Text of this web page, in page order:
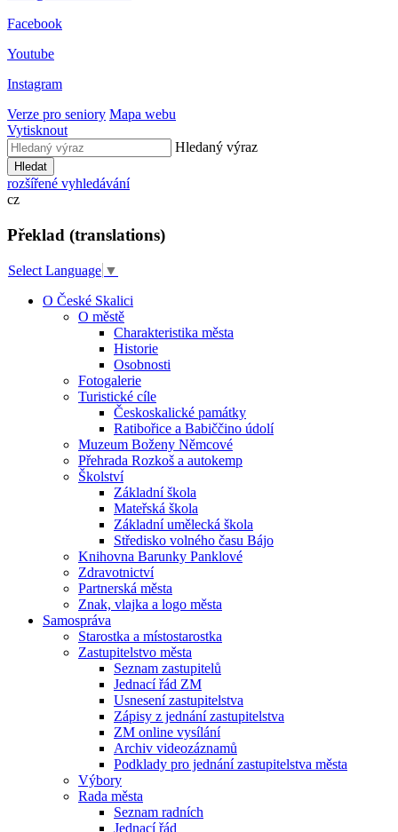
Facebook
Youtube
Instagram
Verze pro seniory Mapa webu
Vytisknout
Hledaný výraz
Hledat
rozšířené vyhledávání
cz
Překlad (translations)
Select Language ▼
O České Skalici
O městě
Charakteristika města
Historie
Osobnosti
Fotogalerie
Turistické cíle
Českoskalické památky
Ratibořice a Babiččino údolí
Muzeum Boženy Němcové
Přehrada Rozkoš a autokemp
Školství
Základní škola
Mateřská škola
Základní umělecká škola
Středisko volného času Bájo
Knihovna Barunky Panklové
Zdravotnictví
Partnerská města
Znak, vlajka a logo města
Samospráva
Starostka a místostarostka
Zastupitelstvo města
Seznam zastupitelů
Jednací řád ZM
Usnesení zastupitelstva
Zápisy z jednání zastupitelstva
ZM online vysílání
Archiv videozáznamů
Podklady pro jednání zastupitelstva města
Výbory
Rada města
Seznam radních
Jednací řád